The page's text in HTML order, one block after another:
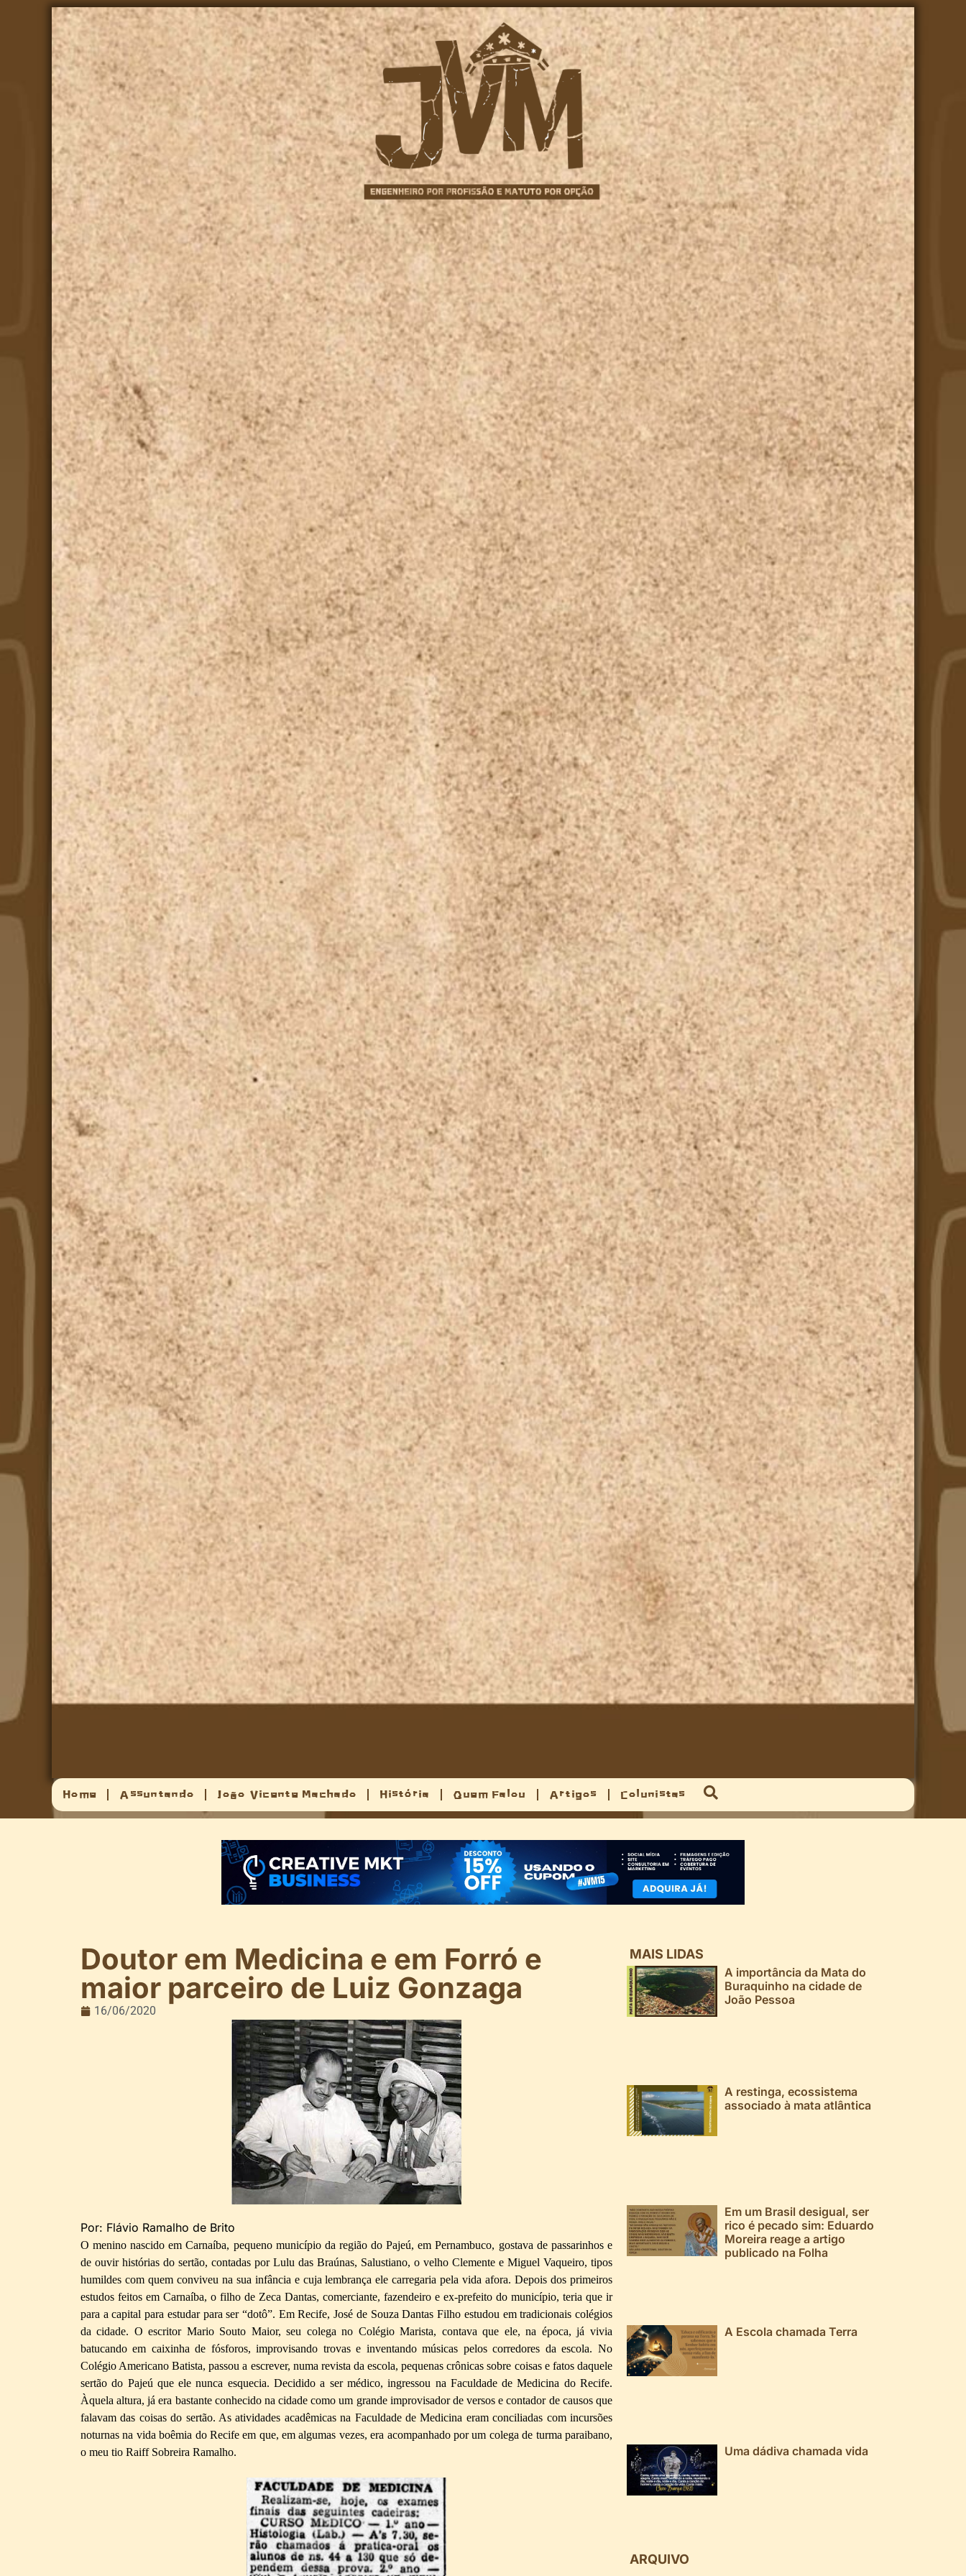
Home Assuntando João Vicente Machado História Quem Falou Artigos Colunistas
Doutor em Medicina e em Forró e
maior parceiro de Luiz Gonzaga
16/06/2020
Por: Flávio Ramalho de Brito
O menino nascido em Carnaíba, pequeno município da região do Pajeú, em Pernambuco, gostava de passarinhos e
de ouvir histórias do sertão, contadas por Lulu das Braúnas, Salustiano, o velho Clemente e Miguel Vaqueiro, tipos
humildes com quem conviveu na sua infância e cuja lembrança ele carregaria pela vida afora. Depois dos primeiros
estudos feitos em Carnaíba, o filho de Zeca Dantas, comerciante, fazendeiro e ex-prefeito do município, teria que ir
para a capital para estudar para ser “dotô”. Em Recife, José de Souza Dantas Filho estudou em tradicionais colégios
da cidade. O escritor Mario Souto Maior, seu colega no Colégio Marista, contava que ele, na época, já vivia
batucando em caixinha de fósforos, improvisando trovas e inventando músicas pelos corredores da escola. No
Colégio Americano Batista, passou a escrever, numa revista da escola, pequenas crônicas sobre coisas e fatos daquele
sertão do Pajeú que ele nunca esquecia. Decidido a ser médico, ingressou na Faculdade de Medicina do Recife.
Àquela altura, já era bastante conhecido na cidade como um grande improvisador de versos e contador de causos que
falavam das coisas do sertão. As atividades acadêmicas na Faculdade de Medicina eram conciliadas com incursões
noturnas na vida boêmia do Recife em que, em algumas vezes, era acompanhado por um colega de turma paraibano,
o meu tio Raiff Sobreira Ramalho.
MAIS LIDAS
A importância da Mata do
Buraquinho na cidade de
João Pessoa
A restinga, ecossistema
associado à mata atlântica
Em um Brasil desigual, ser
rico é pecado sim: Eduardo
Moreira reage a artigo
publicado na Folha
A Escola chamada Terra
Uma dádiva chamada vida
ARQUIVO